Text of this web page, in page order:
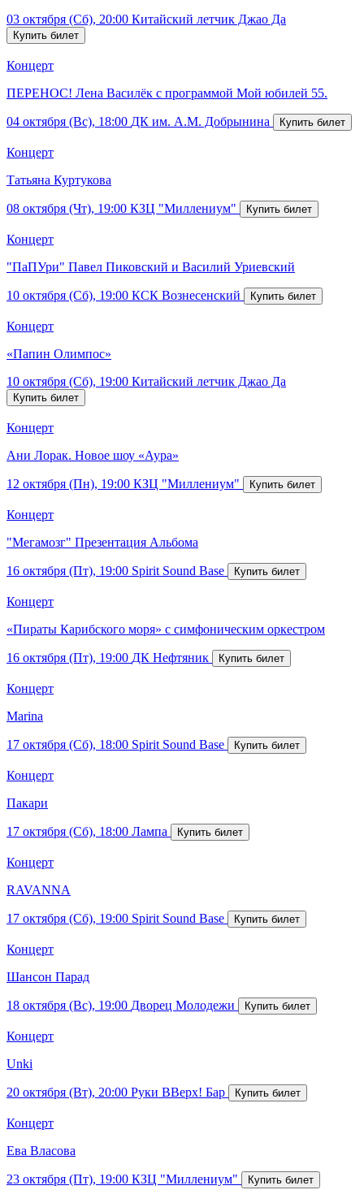
03 октября (Сб), 20:00 Китайский летчик Джао Да
Концерт
ПЕРЕНОС! Лена Василёк с программой Мой юбилей 55.
04 октября (Вс), 18:00 ДК им. А.М. Добрынина
Концерт
Татьяна Куртукова
08 октября (Чт), 19:00 КЗЦ "Миллениум"
Концерт
"ПаПУри" Павел Пиковский и Василий Уриевский
10 октября (Сб), 19:00 КСК Вознесенский
Концерт
«Папин Олимпос»
10 октября (Сб), 19:00 Китайский летчик Джао Да
Концерт
Ани Лорак. Новое шоу «Аура»
12 октября (Пн), 19:00 КЗЦ "Миллениум"
Концерт
"Мегамозг" Презентация Альбома
16 октября (Пт), 19:00 Spirit Sound Base
Концерт
«Пираты Карибского моря» с симфоническим оркестром
16 октября (Пт), 19:00 ДК Нефтяник
Концерт
Marina
17 октября (Сб), 18:00 Spirit Sound Base
Концерт
Пакари
17 октября (Сб), 18:00 Лампа
Концерт
RAVANNA
17 октября (Сб), 19:00 Spirit Sound Base
Концерт
Шансон Парад
18 октября (Вс), 19:00 Дворец Молодежи
Концерт
Unki
20 октября (Вт), 20:00 Руки ВВерх! Бар
Концерт
Ева Власова
23 октября (Пт), 19:00 КЗЦ "Миллениум"